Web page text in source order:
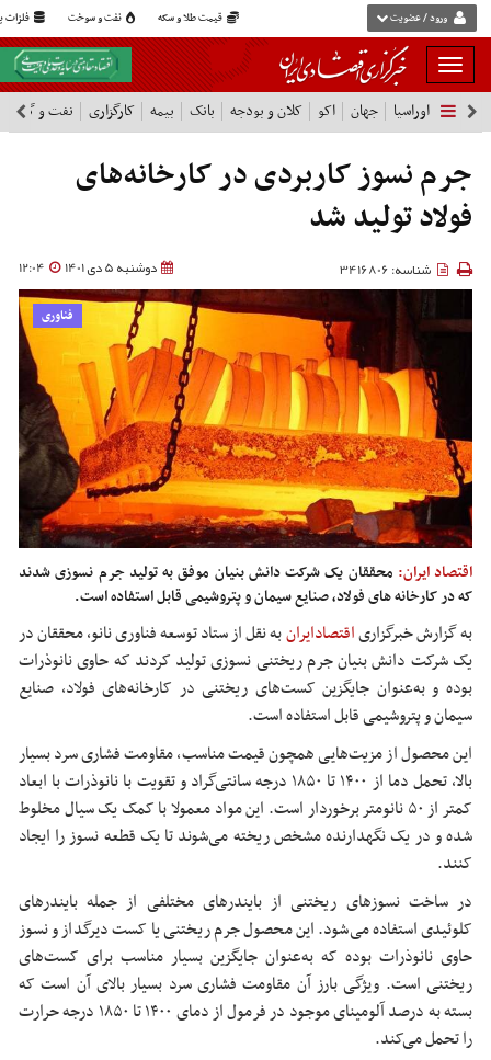
قیمت طلا و سکه نفت و سوخت فلزات ورود / عضویت
بار
و
بسته
نمودن
اوراسیا جهان اکو کلان و بودجه بانک بیمه کارگزاری نفت و گاز
جرم نسوز کاربردی در کارخانه‌های
فولاد تولید شد
دوشنبه 5 دی 1401 12:04 شناسه: 3416806
فناوری
اقتصاد ایران: محققان یک شرکت دانش بنیان موفق به تولید جرم نسوزی شدند
که در کارخانه های فولاد، صنایع سیمان و پتروشیمی قابل استفاده است.
به گزارش خبرگزاریاقتصادایرانبه نقل از ستاد توسعه فناوری نانو، محققان در
یک شرکت دانش بنیان جرم ریختنی نسوزی تولید کردند که حاوی نانوذرات
بوده و به‌عنوان جایگزین کست‌های ریختنی در کارخانه‌های فولاد، صنایع
سیمان و پتروشیمی قابل استفاده است.
این محصول از مزیت‌هایی همچون قیمت مناسب، مقاومت فشاری سرد بسیار
بالا، تحمل دما از ۱۴۰۰ تا ۱۸۵۰ درجه سانتی‌گراد و تقویت با نانوذرات با ابعاد
کمتر از ۵۰ نانومتر برخوردار است. این مواد معمولا با کمک یک سیال مخلوط
شده و در یک نگهدارنده مشخص ریخته می‌شوند تا یک قطعه نسوز را ایجاد
کنند.
در ساخت نسوزهای ریختنی از بایندرهای مختلفی از جمله بایندرهای
کلوئیدی استفاده می‌شود. این محصول جرم ریختنی یا کست دیرگداز و نسوز
حاوی نانوذرات بوده که به‌عنوان جایگزین بسیار مناسب برای کست‌های
ریختنی است. ویژگی بارز آن مقاومت فشاری سرد بسیار بالای آن است که
بسته به درصد آلومینای موجود در فرمول از دمای ۱۴۰۰ تا ۱۸۵۰ درجه حرارت
را تحمل می‌کند.